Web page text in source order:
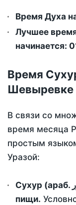
Время Духа
Лучшее
начинается:
Время
Шевыревке
В связи со
время месяца
простым
Уразой:
Сухур (араб. سحور) - это утренний прием
пищи.